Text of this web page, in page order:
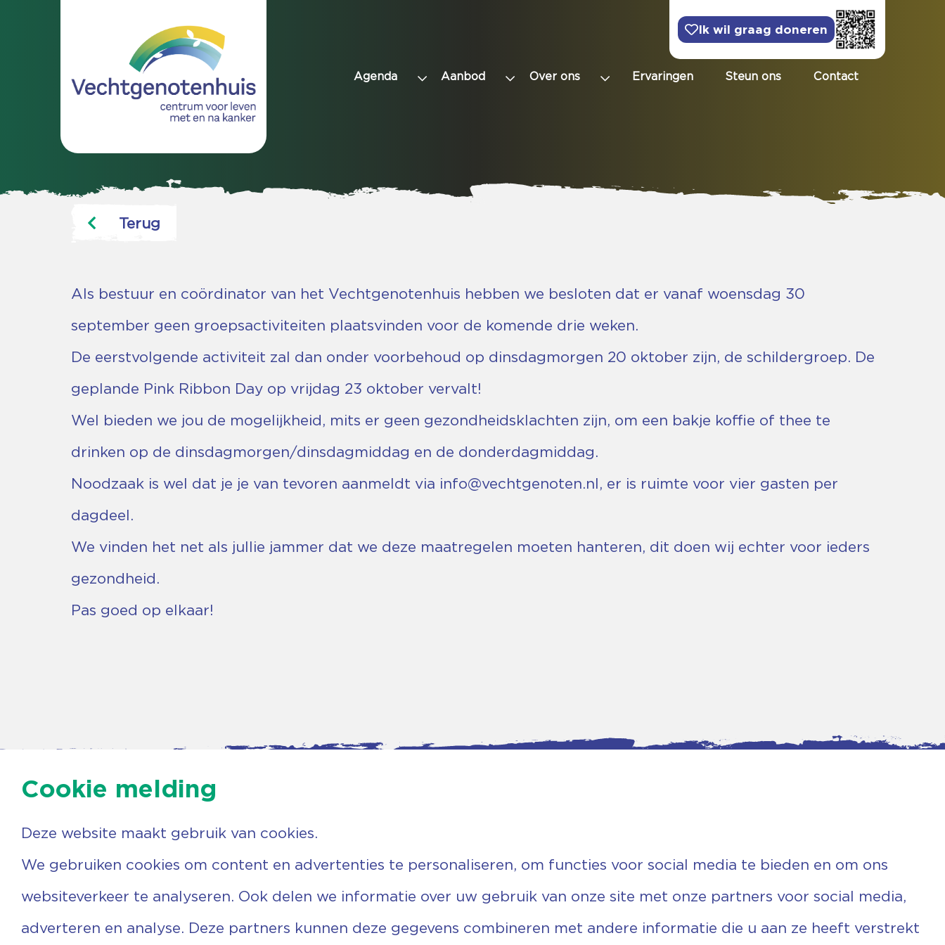
Ik wil graag doneren
Agenda Aanbod Over ons Ervaringen Steun ons Contact
Terug
Als bestuur en coördinator van het Vechtgenotenhuis hebben we besloten dat er vanaf woensdag 30
september geen groepsactiviteiten plaatsvinden voor de komende drie weken.
De eerstvolgende activiteit zal dan onder voorbehoud op dinsdagmorgen 20 oktober zijn, de schildergroep. De
geplande Pink Ribbon Day op vrijdag 23 oktober vervalt!
Wel bieden we jou de mogelijkheid, mits er geen gezondheidsklachten zijn, om een bakje koffie of thee te
drinken op de dinsdagmorgen/dinsdagmiddag en de donderdagmiddag.
Noodzaak is wel dat je je van tevoren aanmeldt via info@vechtgenoten.nl, er is ruimte voor vier gasten per
dagdeel.
We vinden het net als jullie jammer dat we deze maatregelen moeten hanteren, dit doen wij echter voor ieders
gezondheid.
Pas goed op elkaar!
Nieuws
Over ons
Ervaringen
Beerzerweg 5D.
0529 455 767
info@vechtgenoten.nl
KVK: 08173948
Rek.nr: NL85RABO0127579230
Cookie melding
Deze website maakt gebruik van cookies.
We gebruiken cookies om content en advertenties te personaliseren, om functies voor social media te bieden en om ons
websiteverkeer te analyseren. Ook delen we informatie over uw gebruik van onze site met onze partners voor social media,
adverteren en analyse. Deze partners kunnen deze gegevens combineren met andere informatie die u aan ze heeft verstrekt